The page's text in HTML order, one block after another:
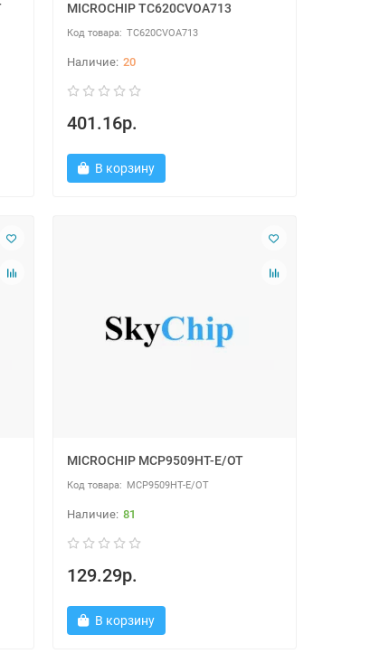
MICROCHIP TC620CVOA713
TC620CVOA713
20
401.16р.
В корзину
MICROCHIP MCP9509HT-E/OT
MCP9509HT-E/OT
81
129.29р.
В корзину